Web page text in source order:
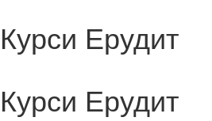
Курси Ерудит
Курси Ерудит